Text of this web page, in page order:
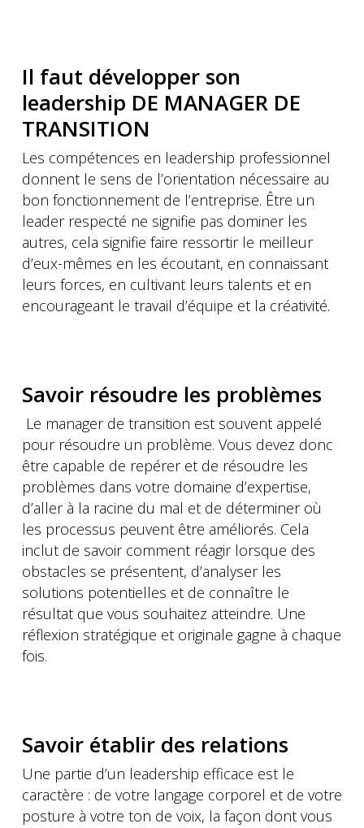
Il faut développer son
leadership DE MANAGER DE
TRANSITION
Les compétences en leadership professionnel
donnent le sens de l’orientation nécessaire au
bon fonctionnement de l’entreprise. Être un
leader respecté ne signifie pas dominer les
autres, cela signifie faire ressortir le meilleur
d’eux-mêmes en les écoutant, en connaissant
leurs forces, en cultivant leurs talents et en
encourageant le travail d’équipe et la créativité.
Savoir résoudre les problèmes
Le manager de transition est souvent appelé
pour résoudre un problème. Vous devez donc
être capable de repérer et de résoudre les
problèmes dans votre domaine d’expertise,
d’aller à la racine du mal et de déterminer où
les processus peuvent être améliorés. Cela
inclut de savoir comment réagir lorsque des
obstacles se présentent, d’analyser les
solutions potentielles et de connaître le
résultat que vous souhaitez atteindre. Une
réflexion stratégique et originale gagne à chaque
fois.
Savoir établir des relations
Une partie d’un leadership efficace est le
caractère : de votre langage corporel et de votre
posture à votre ton de voix, la façon dont vous